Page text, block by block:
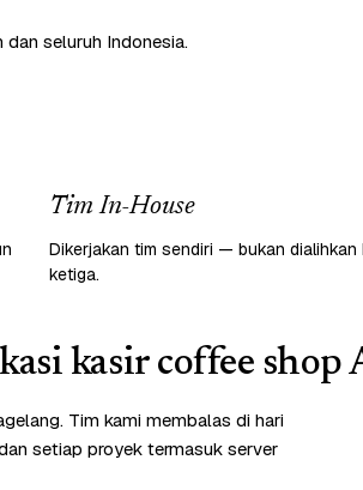
seluruh Indonesia.
Tim In-House
Dikerjakan tim sendiri — bukan dialihkan
ketiga.
kasir coffee shop
Tim kami membalas di hari
setiap proyek termasuk server